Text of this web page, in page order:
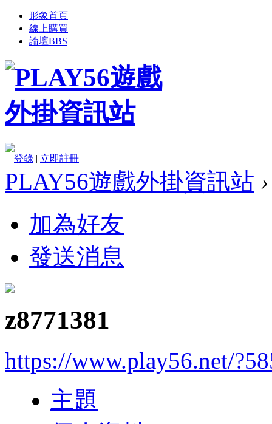
形象首頁
線上購買
論壇BBS
登錄 | 立即註冊
PLAY56遊戲外掛資訊站 ›
加為好友
發送消息
z8771381
https://www.play56.net/
主題